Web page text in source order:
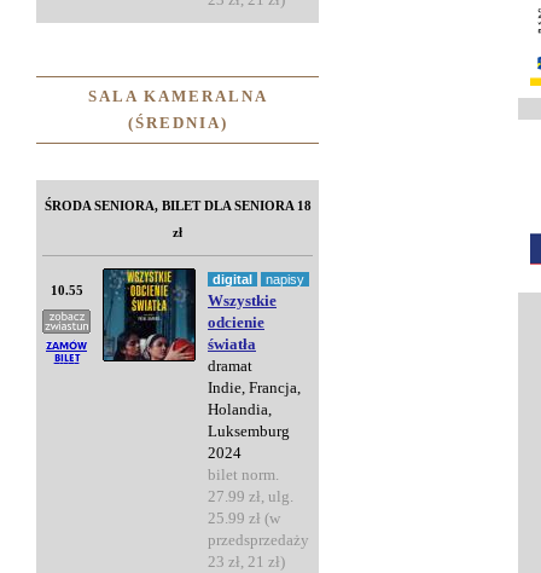
SALA KAMERALNA
(ŚREDNIA)
ŚRODA SENIORA, BILET DLA SENIORA 18
zł
10.55
digital napisy
Wszystkie
odcienie
światła
dramat
Indie, Francja,
Holandia,
Luksemburg
2024
bilet norm.
27.99 zł, ulg.
25.99 zł (w
przedsprzedaży
23 zł, 21 zł)